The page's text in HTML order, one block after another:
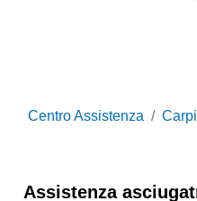
Centro Assistenza
Assistenza